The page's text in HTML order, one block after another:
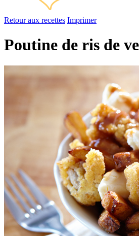
Retour aux recettes Imprimer
Poutine de ris de